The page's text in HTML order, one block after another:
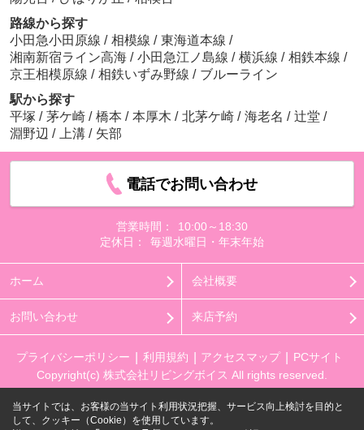
路線から探す
小田急小田原線 / 相模線 / 東海道本線 /
湘南新宿ライン高海 / 小田急江ノ島線 / 横浜線 / 相鉄本線 /
京王相模原線 / 相鉄いずみ野線 / ブルーライン
駅から探す
平塚 / 茅ケ崎 / 橋本 / 本厚木 / 北茅ケ崎 / 海老名 / 辻堂 /
淵野辺 / 上溝 / 矢部
電話でお問い合わせ
営業時間：
10:00～18:30
定休日：
毎週水曜日・年末年始
ホーム 会社概要
お問い合わせ 来店予約
プライバシーポリシー 利用規約 アクセスマップ
PCサイト
Copyright(c) 株式会社リビングボイス All rights reserved.
当サイトでは、お客様の当サイト利用状況把握、サービス向上検討を目的と
して、クッキー（Cookie）を使用しています。